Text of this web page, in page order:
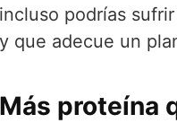
incluso podrías
y que adecue un
Más proteína